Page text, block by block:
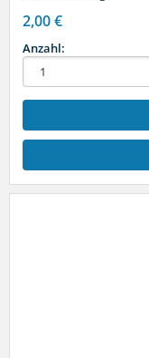
2,00 €
Anzahl: